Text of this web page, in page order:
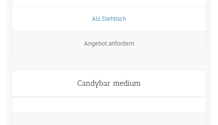
Als Stehtisch
Angebot anfordern
Candybar medium